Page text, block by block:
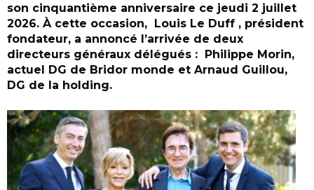
son cinquantième anniversaire ce jeudi 2 juillet
2026. À cette occasion, Louis Le Duff , président
fondateur, a annoncé l’arrivée de deux
directeurs généraux délégués : Philippe Morin,
actuel DG de Bridor monde et Arnaud Guillou,
DG de la holding.